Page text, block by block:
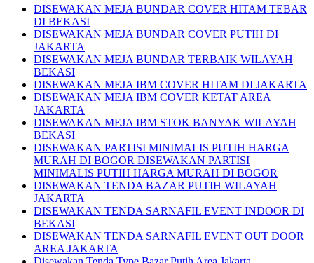
DISEWAKAN MEJA BUNDAR COVER HITAM TEBAR
DI BEKASI
DISEWAKAN MEJA BUNDAR COVER PUTIH DI
JAKARTA
DISEWAKAN MEJA BUNDAR TERBAIK WILAYAH
BEKASI
DISEWAKAN MEJA IBM COVER HITAM DI JAKARTA
DISEWAKAN MEJA IBM COVER KETAT AREA
JAKARTA
DISEWAKAN MEJA IBM STOK BANYAK WILAYAH
BEKASI
DISEWAKAN PARTISI MINIMALIS PUTIH HARGA
MURAH DI BOGOR DISEWAKAN PARTISI
MINIMALIS PUTIH HARGA MURAH DI BOGOR
DISEWAKAN TENDA BAZAR PUTIH WILAYAH
JAKARTA
DISEWAKAN TENDA SARNAFIL EVENT INDOOR DI
BEKASI
DISEWAKAN TENDA SARNAFIL EVENT OUT DOOR
AREA JAKARTA